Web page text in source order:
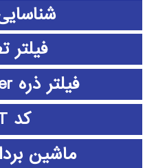
فیلتر
فیلتر ذره particle filter
کد SIFT
ماشین